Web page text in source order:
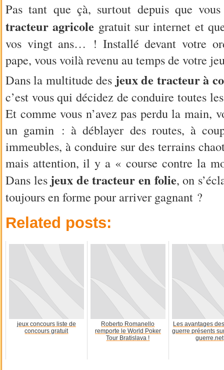
Pas tant que çà, surtout depuis que
tracteur agricole gratuit sur internet et
vos vingt ans… ! Installé devant votre
pape, vous voilà revenu au temps de votre
Dans la multitude des jeux de tracteur à
c’est vous qui décidez de conduire toutes
Et comme vous n’avez pas perdu la main,
un gamin : à déblayer des routes, à
immeubles, à conduire sur des terrains
mais attention, il y a « course contre la
Dans les jeux de tracteur en folie, on
toujours en forme pour arriver gagnant ?
Related posts:
jeux concours liste de
concours gratuit
Roberto Romanello
remporte le World Poker
Tour Bratislava !
Les avantages
guerre présents
guerre.net